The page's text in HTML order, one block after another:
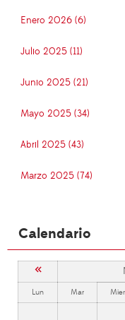
Enero 2026 (6)
Julio 2025 (11)
Junio 2025 (21)
Mayo 2025 (34)
Abril 2025 (43)
Marzo 2025 (74)
Calendario
«
Lun Mar Mier